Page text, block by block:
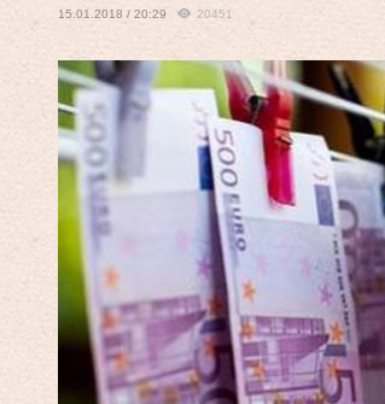
15.01.2018 / 20:29 20451